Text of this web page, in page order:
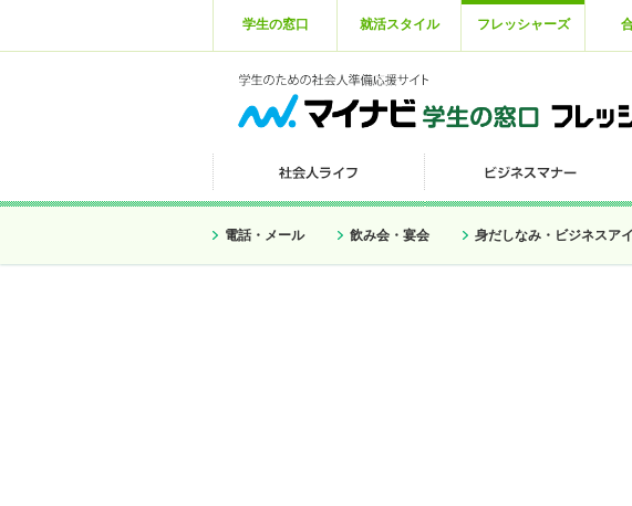
学生の窓口 就活スタイル フレッシャーズ
電話・メール 飲み会・宴会 身だしなみ・ビジネスア